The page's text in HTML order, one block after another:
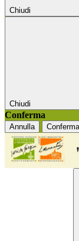
Chiudi
Chiudi
Conferma
Annulla Conferma